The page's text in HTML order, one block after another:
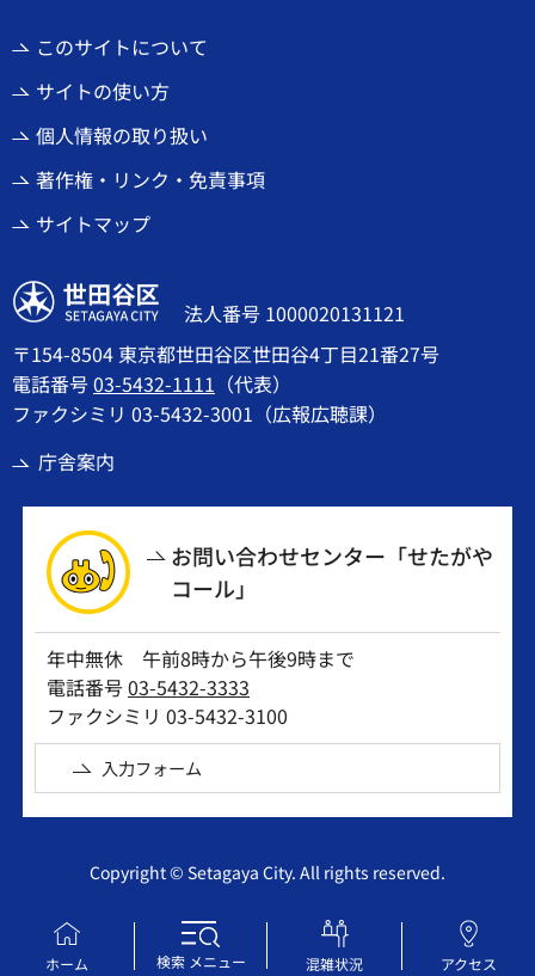
ホーム 検索メニュー 混雑状況 アクセス
このサイトについて
サイトの使い方
個人情報の取り扱い
著作権・リンク・免責事項
サイトマップ
世田谷区
法人番号 1000020131121
〒154-8504 東京都世田谷区世田谷4丁目21番27号
電話番号03-5432-1111 （代表）
ファクシミリ 03-5432-3001（広報広聴課）
庁舎案内
お問い合わせセンター「せたがや
コール」
年中無休 午前8時から午後9時まで
電話番号03-5432-3333
ファクシミリ 03-5432-3100
入力フォーム
Copyright © Setagaya City. All rights reserved.